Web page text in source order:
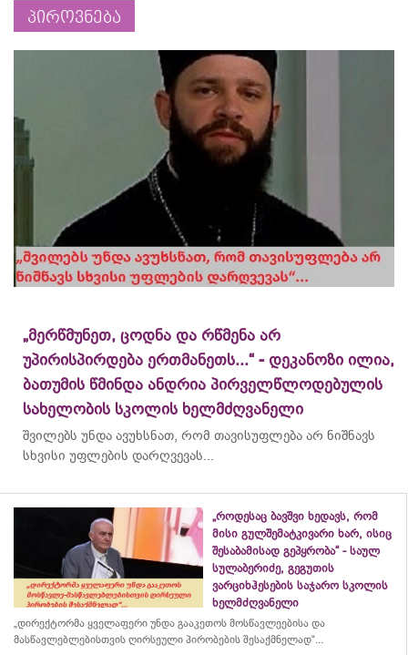
პიროვნება
„მერწმუნეთ, ცოდნა და რწმენა არ
უპირისპირდება ერთმანეთს...“ - დეკანოზი ილია,
ბათუმის წმინდა ანდრია პირველწლოდებულის
სახელობის სკოლის ხელმძღვანელი
შვილებს უნდა ავუხსნათ, რომ თავისუფლება არ ნიშნავს
სხვისი უფლების დარღვევას...
„როდესაც ბავშვი ხედავს, რომ
მისი გულშემატკივარი ხარ, ისიც
შესაბამისად გეპყრობა“ - საულ
სულაბერიძე, გეგუთის
ვარციხჰესების საჯარო სკოლის
ხელმძღვანელი
„დირექტორმა ყველაფერი უნდა გააკეთოს მოსწავლეებისა და
მასწავლებლებისთვის ღირსეული პირობების შესაქმნელად“...